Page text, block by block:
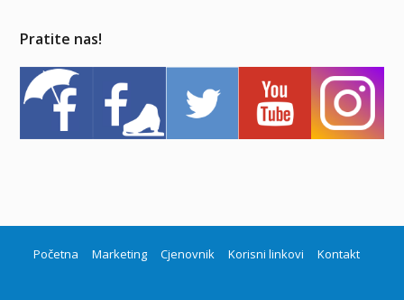
Pratite nas!
Početna Marketing Cjenovnik Korisni linkovi Kontakt